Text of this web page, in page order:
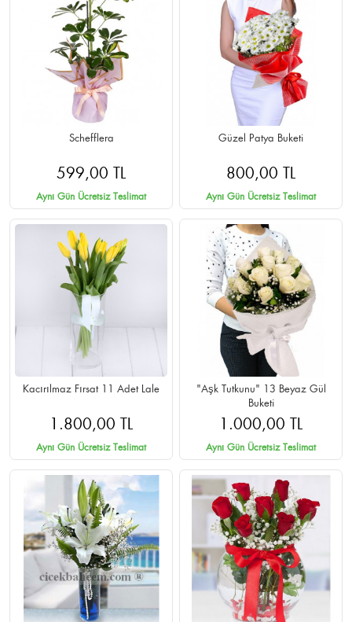
Schefflera
599,00 TL
Aynı Gün Ücretsiz Teslimat
Güzel Patya Buketi
800,00 TL
Aynı Gün Ücretsiz Teslimat
Kacırılmaz Fırsat 11 Adet Lale
1.800,00 TL
Aynı Gün Ücretsiz Teslimat
"Aşk Tutkunu" 13 Beyaz Gül
Buketi
1.000,00 TL
Aynı Gün Ücretsiz Teslimat